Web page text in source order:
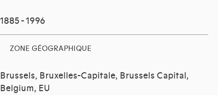
1885 - 1996
ZONE GÉOGRAPHIQUE
Brussels, Bruxelles-Capitale, Brussels Capital,
Belgium, EU